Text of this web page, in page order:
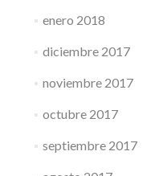
enero 2018
diciembre 2017
noviembre 2017
octubre 2017
septiembre 2017